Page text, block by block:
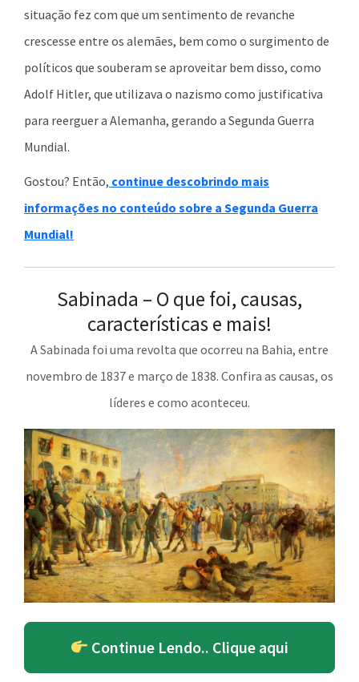
situação fez com que um sentimento de revanche
crescesse entre os alemães, bem como o surgimento de
políticos que souberam se aproveitar bem disso, como
Adolf Hitler, que utilizava o nazismo como justificativa
para reerguer a Alemanha, gerando a Segunda Guerra
Mundial.
Gostou? Então, continue descobrindo mais
informações no conteúdo sobre a Segunda Guerra
Mundial!
Sabinada – O que foi, causas,
características e mais!
A Sabinada foi uma revolta que ocorreu na Bahia, entre
novembro de 1837 e março de 1838. Confira as causas, os
líderes e como aconteceu.
Continue Lendo.. Clique aqui